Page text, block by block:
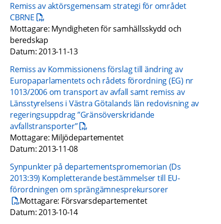
Remiss av aktörsgemensam strategi för området
CBRNEpdf, 253.4 kB.
Mottagare: Myndigheten för samhällsskydd och
beredskap
Datum: 2013-11-13
Remiss av Kommissionens förslag till ändring av
Europaparlamentets och rådets förordning (EG) nr
1013/2006 om transport av avfall samt remiss av
Länsstyrelsens i Västra Götalands län redovisning av
regeringsuppdrag ”Gränsöverskridande
avfallstransporter”pdf, 645.4 kB.
Mottagare: Miljödepartementet
Datum: 2013-11-08
Synpunkter på departementspromemorian (Ds
2013:39) Kompletterande bestämmelser till EU-
förordningen om sprängämnesprekursorer
pdf, 246.5 kB.
Mottagare: Försvarsdepartementet
Datum: 2013-10-14